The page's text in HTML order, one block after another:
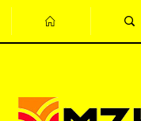
wielkości
kontrastową